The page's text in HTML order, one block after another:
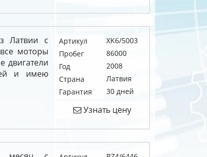
Латвии с
моторы
двигатели
и имею
Артикул
XK6/5003
Пробег
86000
Год
2008
Страна
Латвия
Гарантия
30 дней
Узнать цену